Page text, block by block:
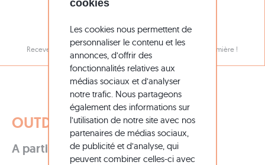
DÉCOUVREZ
NOTRE NEWSLETTER
Recevez toutes nos promotions et nouveautés en avant-première !
OUTDOOR TOTEM
A partir de119,90 €HT
cookies
Les cookies nous permettent de
personnaliser le contenu et les
annonces, d’offrir des
fonctionnalités relatives aux
médias sociaux et d’analyser
notre trafic. Nous partageons
également des informations sur
l’utilisation de notre site avec nos
partenaires de médias sociaux,
de publicité et d’analyse, qui
peuvent combiner celles-ci avec